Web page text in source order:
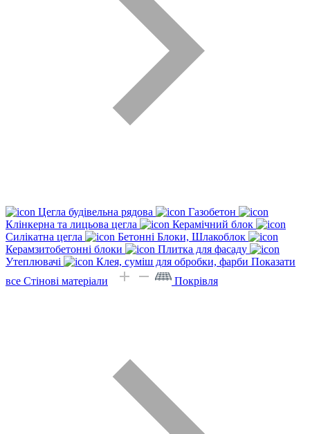
Цегла будівельна рядова
Газобетон
Клінкерна та лицьова цегла
Керамічний блок
Силікатна цегла
Бетонні Блоки, Шлакоблок
Керамзитобетонні блоки
Плитка для фасаду
Утеплювачі
Клея, суміш для обробки, фарби Показати
все Стінові матеріали
Покрівля